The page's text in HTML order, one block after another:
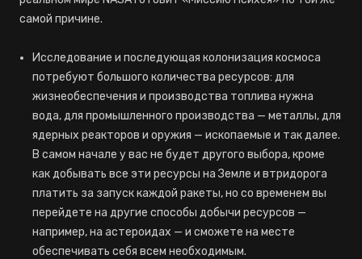
самой причине.
Исследование и последующая колонизация космоса
потребуют большого количества ресурсов: для
жизнеобеспечения и производства топлива нужна
вода, для промышленного производства — металлы, для
ядерных реакторов и оружия — ископаемые и так далее.
В самом начале у вас не будет другого выбора, кроме
как добывать все эти ресурсы на Земле и втридорога
платить за запуск каждой ракеты, но со временем вы
перейдете на другие способы добычи ресурсов —
например, на астероидах — и сможете на месте
обеспечивать себя всем необходимым.